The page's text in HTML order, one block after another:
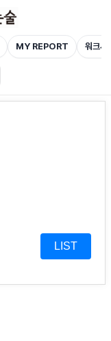
MY REPORT 워크시
LIST